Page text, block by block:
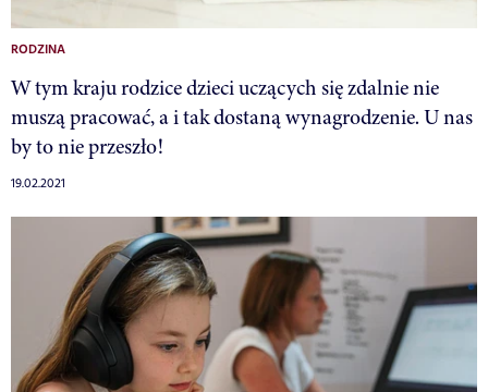
RODZINA
W tym kraju rodzice dzieci uczących się zdalnie nie
muszą pracować, a i tak dostaną wynagrodzenie. U nas
by to nie przeszło!
19.02.2021